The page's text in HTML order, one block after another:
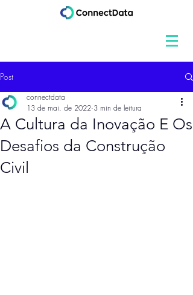
Post
A Cultura da Inovação E Os
Desafios da Construção
Civil
connectdata
13 de mai. de 2022 3 min de leitura